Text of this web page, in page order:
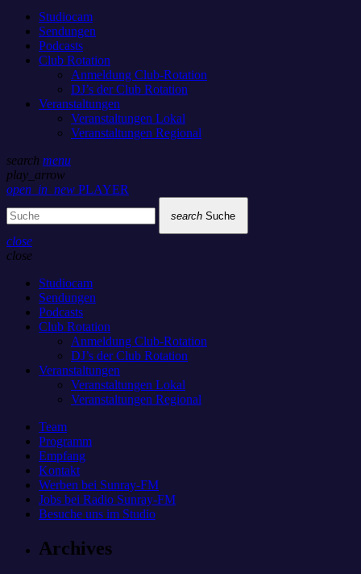
Studiocam
Sendungen
Podcasts
Club Rotation
Anmeldung Club-Rotation
DJ’s der Club Rotation
Veranstaltungen
Veranstaltungen Lokal
Veranstaltungen Regional
search menu
play_arrow
open_in_new PLAYER
search Suche
close
close
Studiocam
Sendungen
Podcasts
Club Rotation
Anmeldung Club-Rotation
DJ’s der Club Rotation
Veranstaltungen
Veranstaltungen Lokal
Veranstaltungen Regional
Team
Programm
Empfang
Kontakt
Werben bei Sunray-FM
Jobs bei Radio Sunray-FM
Besuche uns im Studio
Archives